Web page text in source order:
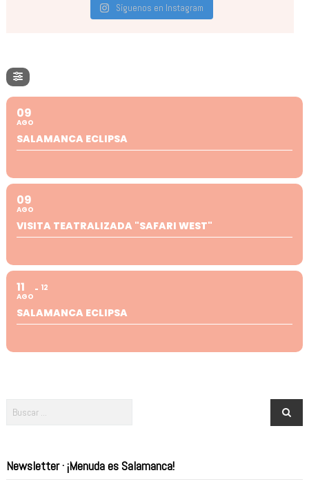
Síguenos en Instagram
09
AGO
SALAMANCA ECLIPSA
09
AGO
VISITA TEATRALIZADA "SAFARI WEST"
11
AGO
12
SALAMANCA ECLIPSA
Newsletter · ¡Menuda es Salamanca!